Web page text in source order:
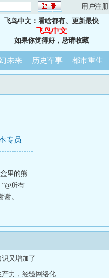
用户注册
飞鸟中文：看啥都有、更新最快
飞鸟中文
如果你觉得好，恳请收藏
未来 历史军事 都市重生
专员
里的熊
所有
谢。...
识又增加了
产力，经验网络化